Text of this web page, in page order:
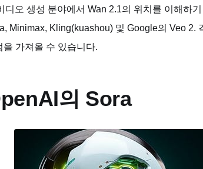
디오 생성 분야에서 Wan 2.1의 위치를 이해하
Minimax, Kling(kuashou) 및 Google의 Veo 2.
을 가져올 수 있습니다.
의 Sora